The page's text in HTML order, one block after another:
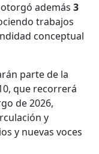
además 3
trabajos
conceptual
parte de la
que recorrerá
de 2026,
y
y nuevas voces